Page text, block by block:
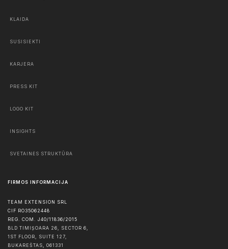
KLAIDA
SUSISIEKTI
KARJERA
PRESS KIT
LOGO KIT
INSIGHTS
SVETAINĖS STRUKTŪRA
FIRMOS INFORMACIJA
TEAM EXTENSION SRL
CIF RO35062448
REG. COM. J40/11836/2015
BLD TIMIȘOARA 26, SECTOR 6,
1ST FLOOR, SUITE 127,
BUKAREŠTAS, 061331